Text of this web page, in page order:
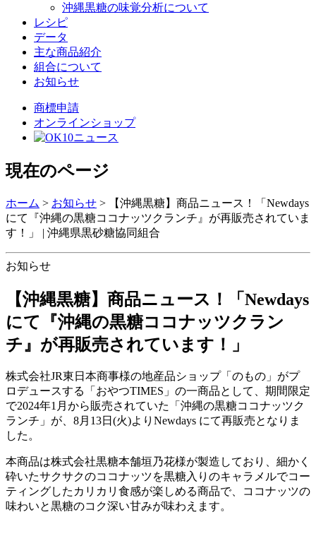
沖縄黒糖の味覚分析について
レシピ
データ
主な商品紹介
組合について
お知らせ
商標申請
オンラインショップ
現在のページ
ホーム > お知らせ >
【沖縄黒糖】商品ニュース！「Newdays
にて『沖縄の黒糖ココナッツクランチ』が再販売されていま
す！」 | 沖縄県黒砂糖協同組合
お知らせ
【沖縄黒糖】商品ニュース！「Newdays
にて『沖縄の黒糖ココナッツクラン
チ』が再販売されています！」
株式会社JR東日本商事様の地産品ショップ「のもの」がプ
ロデュースする「おやつTIMES」の一商品として、期間限定
で2024年1月から販売されていた「沖縄の黒糖ココナッツク
ランチ」が、8月13日(火)よりNewdays にて再販売となりま
した。
本商品は株式会社黒糖本舗垣乃花様が製造しており、細かく
砕いたサクサクのココナッツを黒糖入りのキャラメルでコー
ティングしたカリカリ食感が楽しめる商品で、ココナッツの
味わいと黒糖のコク深い甘みが味わえます。